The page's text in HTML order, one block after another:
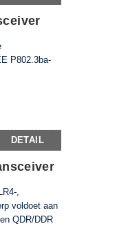
P802.3ba-
DETAIL
,
voldoet aan
QDR/DDR